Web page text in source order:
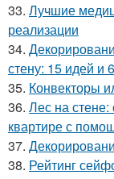
33. Лучшие
реализации
34.
стену: 15 идей и
35. Конвекторы
36. Лес на
квартире с
37.
38. Рейтинг